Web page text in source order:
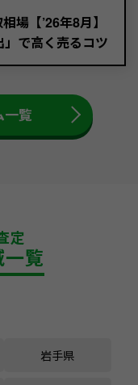
場【’26年8月】
で高く売るコツ
一覧
定
覧
岩手県